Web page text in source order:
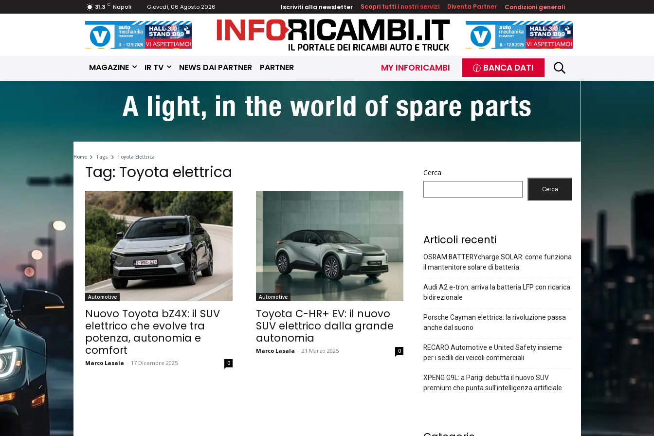
31.3 C Napoli Giovedì, 06 Agosto 2026 Iscriviti alla newsletter Scopri tutti i nostri servizi Diventa Partner Condizioni generali
MAGAZINE IR TV NEWS DAI PARTNER PARTNER MY INFORICAMBI BANCA DATI
Home Tags Toyota Elettrica
Tag: Toyota elettrica
Automotive
Nuovo Toyota bZ4X: il SUV
elettrico che evolve tra
potenza, autonomia e
comfort
Marco Lasala - 17 Dicembre 2025 0
Automotive
Toyota C-HR+ EV: il nuovo
SUV elettrico dalla grande
autonomia
Marco Lasala - 21 Marzo 2025 0
Cerca
Cerca
Articoli recenti
OSRAM BATTERYcharge SOLAR: come funziona
il mantenitore solare di batteria
Audi A2 e-tron: arriva la batteria LFP con ricarica
bidirezionale
Porsche Cayman elettrica: la rivoluzione passa
anche dal suono
RECARO Automotive e United Safety insieme
per i sedili dei veicoli commerciali
XPENG G9L: a Parigi debutta il nuovo SUV
premium che punta sull’intelligenza artificiale